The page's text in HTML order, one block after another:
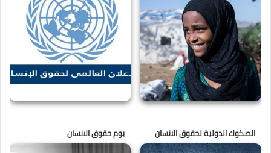
الصكوك الدولية لحقوق الانسان يوم حقوق الانسان